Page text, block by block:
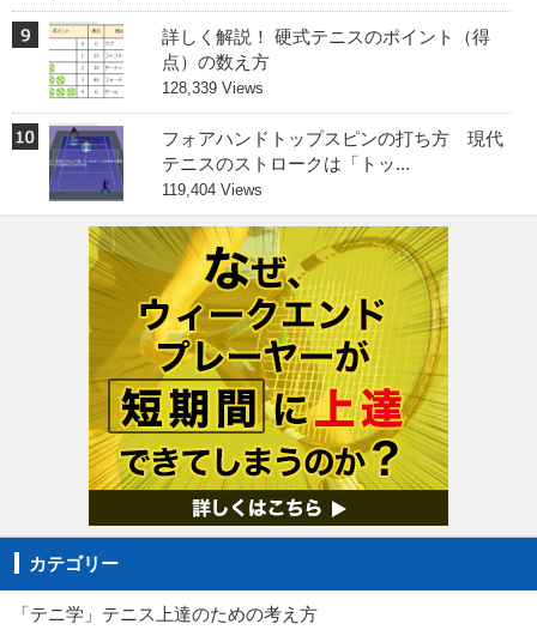
詳しく解説！ 硬式テニスのポイント（得
点）の数え方
128,339 Views
フォアハンドトップスピンの打ち方 現代
テニスのストロークは「トッ...
119,404 Views
カテゴリー
「テニ学」テニス上達のための考え方